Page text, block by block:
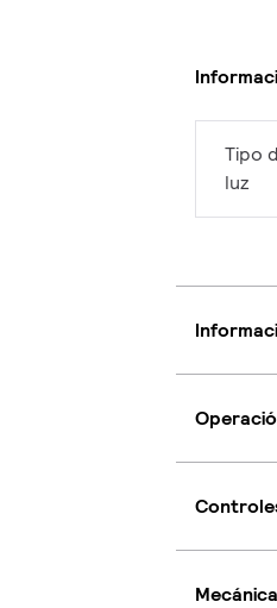
Tipo
luz